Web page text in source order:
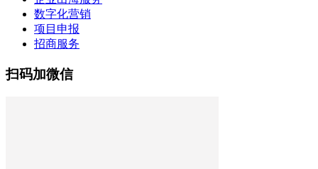
数字化营销
项目申报
招商服务
扫码加微信